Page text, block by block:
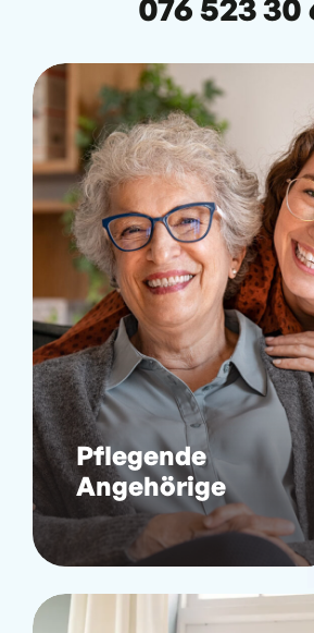
Pflegende
Angehörige